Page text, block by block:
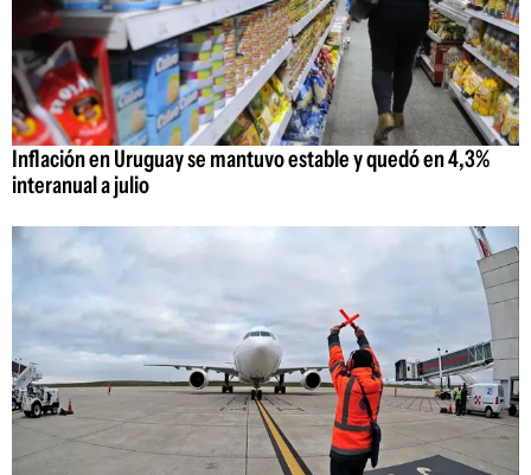
Inflación en Uruguay se mantuvo estable y quedó en 4,3%
interanual a julio